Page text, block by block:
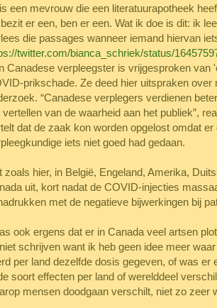
een mevrouw die een literatuurapotheek
er een, ben er een. Wat ik doe is dit: ik
die passages wanneer iemand hiervan
twitter.com/bianca_schriek/status/
Canadese verpleegster is vrijgesproken
prikschade. Ze deed hier uitspraken
“Canadese verplegers verdienen
vertellen van de waarheid aan het publiek”,
dat de zaak kon worden opgelost omdat
iets niet goed had gedaan.
zoals hier, in België, Engeland, Amerika,
uit, kort nadat de COVID-injecties
met de negatieve bijwerkingen bij
ook ergens dat er in Canada veel artsen
schrijven want ik heb geen idee meer
per land dezelfde dosis gegeven, of was
soort effecten per land of werelddeel
mensen doodgaan verschilt, niet zo zeer